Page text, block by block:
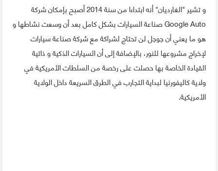
و تشير "الغارديان" أنه ابتداءا من سنة 2014 أصبح بإمكان شركة
Google Auto صناعة السيارات بشكل كامل بعد أن وسعت نشاطها و
هو ما يعني أن جوجل لن تحتاج لشراكة مع شركة صناعة سيارات
لإخراج مشروعها للنور، بالإضافة إلى أن السيارات الذكية و ذاتية
القيادة الخاصة بها حصلت على رخصة من السلطات الأمريكية في
ولاية كاليفورنيا لبداية التجارب في الطرق السريعة داخل الولاية
الأمريكية.